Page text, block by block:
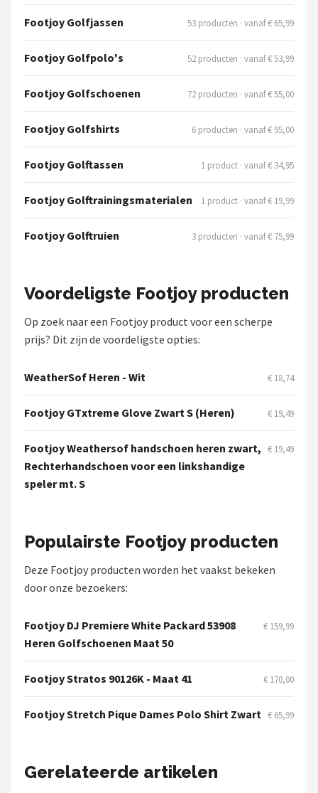
FastFold
Alle merken →
Footjoy Golfjassen 53 producten · vanaf € 65,99
Footjoy Golfpolo's 52 producten · vanaf € 53,99
Footjoy Golfschoenen 72 producten · vanaf € 55,00
Footjoy Golfshirts 6 producten · vanaf € 95,00
Footjoy Golftassen 1 product · vanaf € 34,95
Footjoy Golftrainingsmaterialen 1 product · vanaf € 19,99
Footjoy Golftruien 3 producten · vanaf € 75,99
Voordeligste Footjoy producten
Op zoek naar een Footjoy product voor een scherpe
prijs? Dit zijn de voordeligste opties:
WeatherSof Heren - Wit € 18,74
Footjoy GTxtreme Glove Zwart S (Heren) € 19,49
Footjoy Weathersof handschoen heren zwart,
Rechterhandschoen voor een linkshandige
speler mt. S
€ 19,49
Populairste Footjoy producten
Deze Footjoy producten worden het vaakst bekeken
door onze bezoekers:
Footjoy DJ Premiere White Packard 53908
Heren Golfschoenen Maat 50
€ 159,99
Footjoy Stratos 90126K - Maat 41 € 170,00
Footjoy Stretch Pique Dames Polo Shirt Zwart € 65,99
Gerelateerde artikelen